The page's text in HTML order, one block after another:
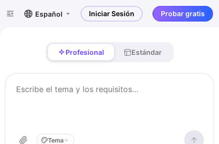
Español Iniciar Sesión Probar gratis
Profesional Estándar
Tema